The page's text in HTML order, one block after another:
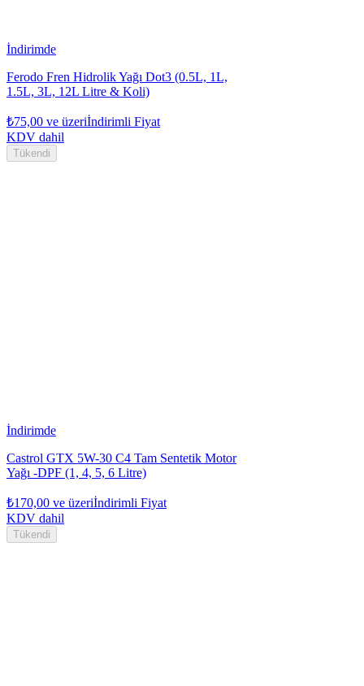
İndirimde
Ferodo Fren Hidrolik Yağı Dot3 (0.5L, 1L,
1.5L, 3L, 12L Litre & Koli)
₺75,00 ve üzeriİndirimli Fiyat
KDV dahil
Tükendi
İndirimde
Castrol GTX 5W-30 C4 Tam Sentetik Motor
Yağı -DPF (1, 4, 5, 6 Litre)
₺170,00 ve üzeriİndirimli Fiyat
KDV dahil
Tükendi